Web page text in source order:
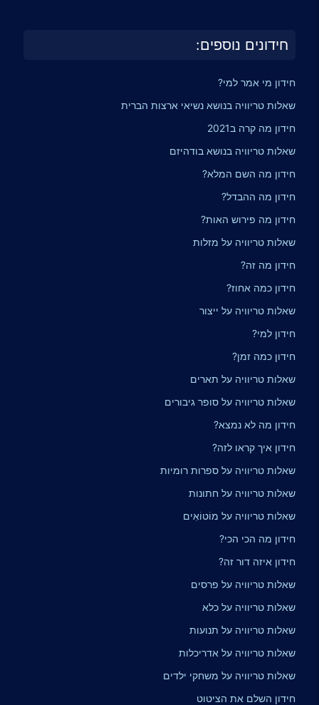
חידונים נוספים:
חידון מי אמר למי?
שאלות טריוויה בנושא נשיאי ארצות הברית
חידון מה קרה ב2021
שאלות טריוויה בנושא בודהיזם
חידון מה השם המלא?
חידון מה ההבדל?
חידון מה פירוש האות?
שאלות טריוויה על מזלות
חידון מה זה?
חידון כמה אחוז?
שאלות טריוויה על ייצור
חידון למי?
חידון כמה זמן?
שאלות טריוויה על תארים
שאלות טריוויה על סופר גיבורים
חידון מה לא נמצא?
חידון איך קראו לזה?
שאלות טריוויה על ספרות רומיות
שאלות טריוויה על חתונות
שאלות טריוויה על מוֹטוֹאִים
חידון מה הכי הכי?
חידון איזה דור זה?
שאלות טריוויה על פרסים
שאלות טריוויה על כלא
שאלות טריוויה על תנועות
שאלות טריוויה על אדריכלות
שאלות טריוויה על משחקי ילדים
חידון השלם את הציטוט